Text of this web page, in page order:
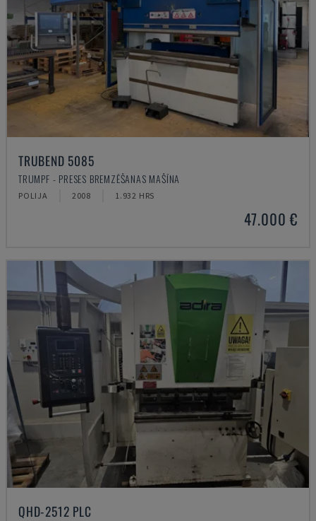
TRUBEND 5085
TRUMPF - PRESES BREMZĒŠANAS MAŠĪNA
POLIJA 2008 1.932 HRS
47.000 €
QHD-2512 PLC